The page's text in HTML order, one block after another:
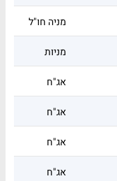
מניה חו"ל
מניות
אג"ח
אג"ח
אג"ח
אג"ח